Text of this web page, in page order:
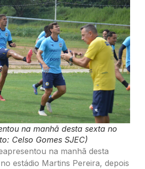
na manhã desta sexta no
Celso Gomes SJEC)
na manhã desta
estádio Martins Pereira, depois